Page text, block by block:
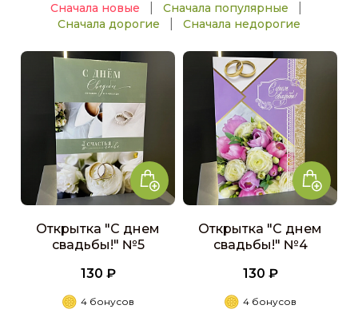
Сначала новые Сначала популярные
Сначала дорогие Сначала недорогие
Открытка "С днем
свадьбы!" №5
130 ₽
4 бонусов
Открытка "С днем
свадьбы!" №4
130 ₽
4 бонусов